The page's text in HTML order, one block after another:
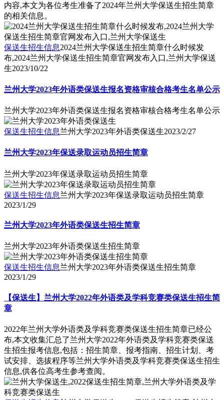
内容,本文为各位考生准备了2024年兰州大学保送生招生简章
的相关信息。
保送生招生信息2024兰州大学保送生招生简章什么时候发
布,2024兰州大学保送生招生简章官网发布入口,兰州大学保送
生2023/10/22
兰州大学2023年外语类保送生报名资格审核合格考生名单公示
兰州大学2023年外语类保送生报名资格审核合格考生名单公示
保送生招生信息兰州大学2023年外语类保送生2023/2/27
兰州大学2023年保送录取运动员招生简章
兰州大学2023年保送录取运动员招生简章
保送生招生信息兰州大学2023年保送录取运动员招生简章
2023/1/29
兰州大学2023年外语类保送生招生简章
兰州大学2023年外语类保送生招生简章
保送生招生信息兰州大学2023年外语类保送生招生简章
2023/1/29
【保送生】兰州大学2022年外语类及学科竞赛类保送生招生简
章
2022年兰州大学外语类及学科竞赛类保送生招生简章已经公
布,本文收集汇总了兰州大学2022年外语类及学科竞赛类保送
生招生报考信息,包括：招生简章、报考指南、招生计划、考
试安排、选拔程序等兰州大学外语类及学科竞赛类保送生招生
信息,供各位高考生参考查阅。